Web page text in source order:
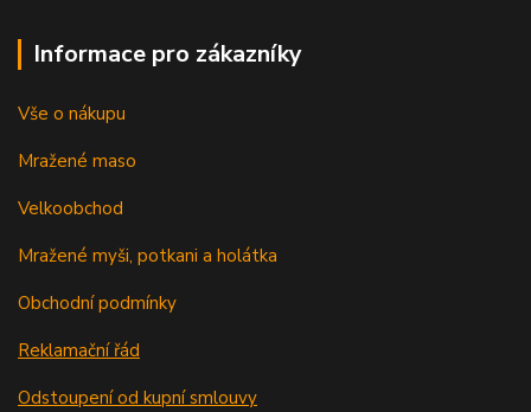
Informace pro zákazníky
Vše o nákupu
Mražené maso
Velkoobchod
Mražené myši, potkani a holátka
Obchodní podmínky
Reklamační řád
Odstoupení od kupní smlouvy